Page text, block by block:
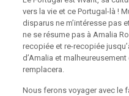
vers la vie et ce Portugal-là !
disparus ne m’intéresse pas
ne se résume pas à Amalia
recopiée et re-recopiée
d’Amalia et
remplacera.
Nous ferons voyager avec le